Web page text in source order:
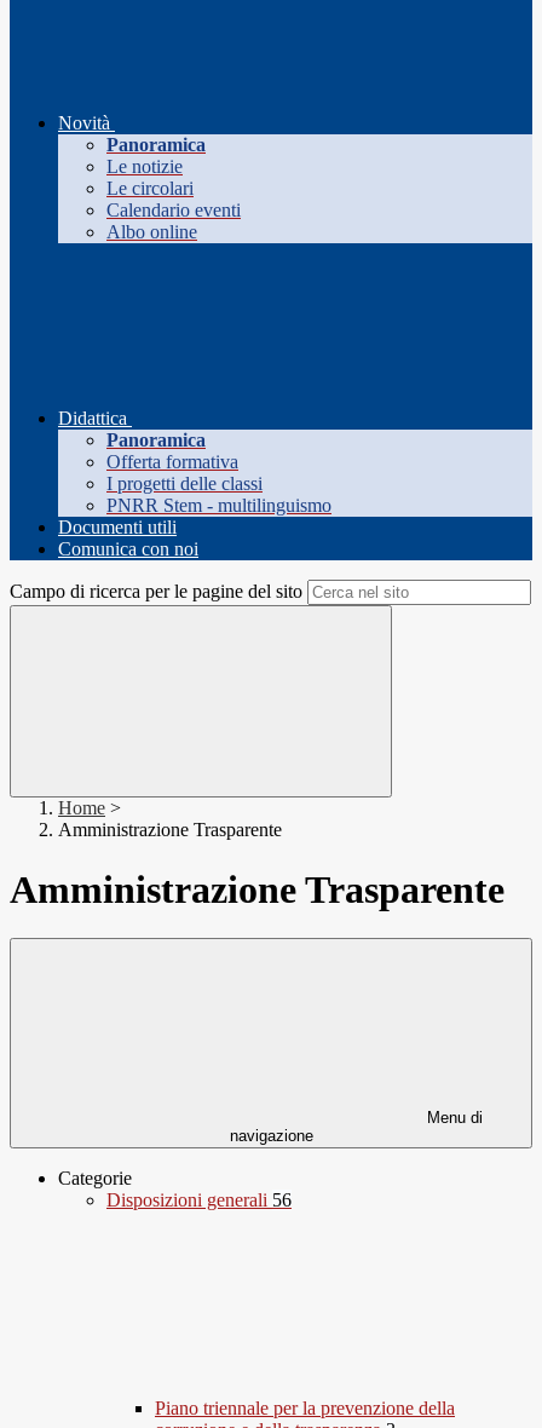
Novità
Panoramica
Le notizie
Le circolari
Calendario eventi
Albo online
Didattica
Panoramica
Offerta formativa
I progetti delle classi
PNRR Stem - multilinguismo
Documenti utili
Comunica con noi
Campo di ricerca per le pagine del sito
Home >
Amministrazione Trasparente
Amministrazione Trasparente
Menu di
navigazione
Categorie
Disposizioni generali 56
Piano triennale per la prevenzione della